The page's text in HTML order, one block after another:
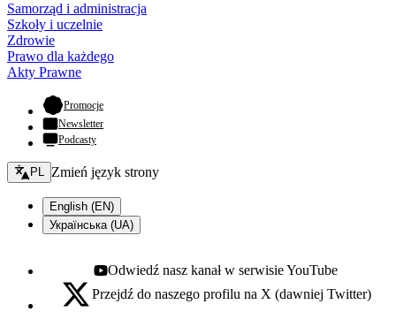
Samorząd i administracja
Szkoły i uczelnie
Zdrowie
Prawo dla każdego
Akty Prawne
Promocje- otwiera się w nowej karcie
Newsletter
Podcasty
Zmień język - bieżący:
PL Zmień język strony
English (EN)
Українська (UA)
Youtube - otwiera się w nowej karcie
Odwiedź nasz kanał w serwisie YouTube
X - otwiera się w nowej karcie
Przejdź do naszego profilu na X (dawniej Twitter)